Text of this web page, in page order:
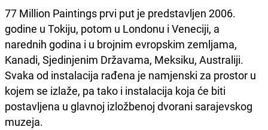
77 Million Paintings prvi put je predstavljen 2006.
godine u Tokiju, potom u Londonu i Veneciji, a
narednih godina i u brojnim evropskim zemljama,
Kanadi, Sjedinjenim Državama, Meksiku, Australiji.
Svaka od instalacija rađena je namjenski za prostor u
kojem se izlaže, pa tako i instalacija koja će biti
postavljena u glavnoj izložbenoj dvorani sarajevskog
muzeja.